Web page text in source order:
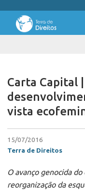
Carta Capital
vista
15/07/2016
Terra de Direitos
O avanço genocida
reorganização da